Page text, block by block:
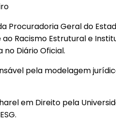
Procuradoria Geral do
Racismo Estrutural e
no Diário Oficial.
pela modelagem
em Direito pela